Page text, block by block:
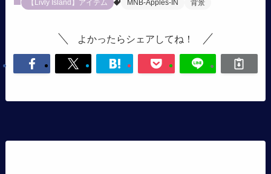
【Livly Island】アイテム MNB-Apples-IN 背景
よかったらシェアしてね！